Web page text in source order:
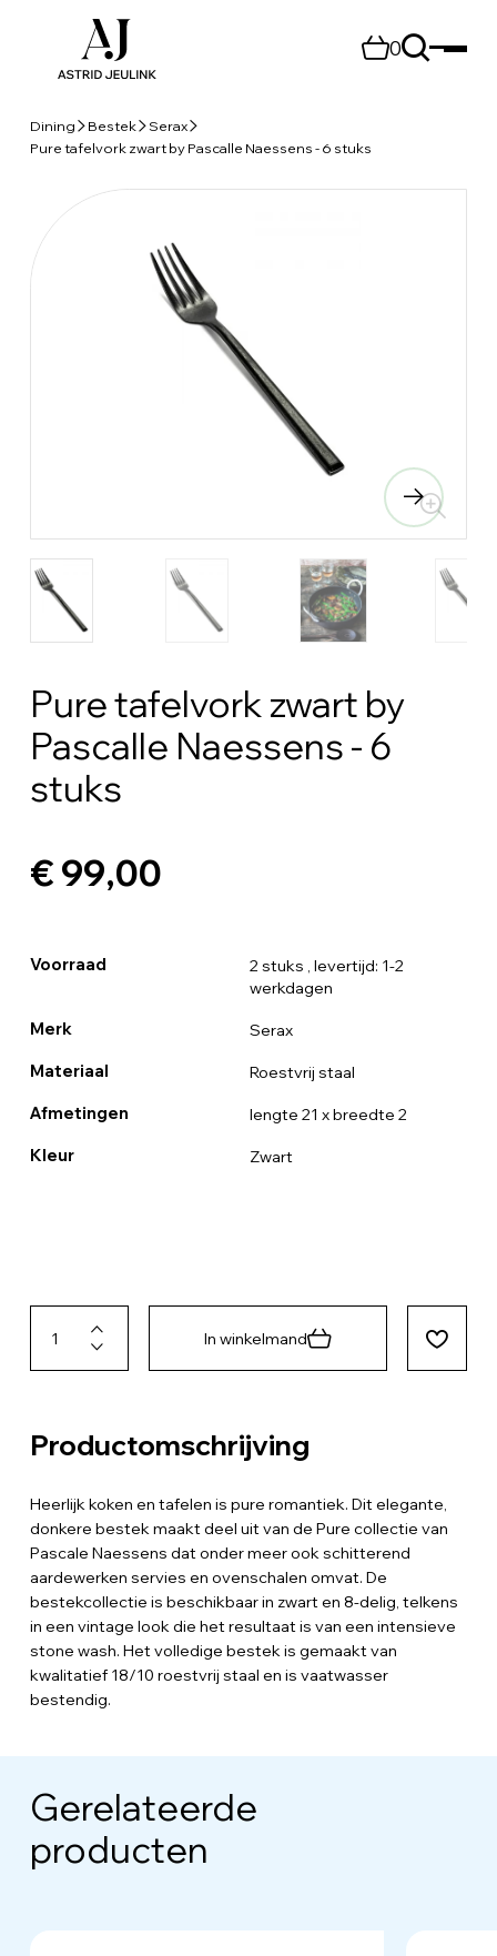
0
Dining Bestek
Serax
Pure tafelvork zwart by Pascalle Naessens - 6 stuks
Pure tafelvork zwart by
Pascalle Naessens - 6
stuks
€ 99,00
Voorraad 2 stuks , levertijd: 1-2
werkdagen
Merk Serax
Materiaal Roestvrij staal
Afmetingen lengte 21 x breedte 2
Kleur Zwart
In winkelmand
Productomschrijving
Heerlijk koken en tafelen is pure romantiek. Dit elegante,
donkere bestek maakt deel uit van de Pure collectie van
Pascale Naessens dat onder meer ook schitterend
aardewerken servies en ovenschalen omvat. De
bestekcollectie is beschikbaar in zwart en 8-delig, telkens
in een vintage look die het resultaat is van een intensieve
stone wash. Het volledige bestek is gemaakt van
kwalitatief 18/10 roestvrij staal en is vaatwasser
bestendig.
Gerelateerde
producten